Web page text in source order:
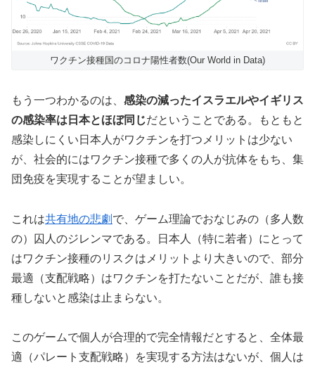
ワクチン接種国のコロナ陽性者数(Our World in Data)
もう一つわかるのは、 感染の減ったイスラエルやイギリス
の感染率は日本とほぼ同じだということである。もともと
感染しにくい日本人がワクチンを打つメリットは少ない
が、社会的にはワクチン接種で多くの人が抗体をもち、集
団免疫を実現することが望ましい。
これは共有地の悲劇 で、ゲーム理論でおなじみの（多人数
の）囚人のジレンマである。日本人（特に若者）にとって
はワクチン接種のリスクはメリットより大きいので、部分
最適（支配戦略）はワクチンを打たないことだが、誰も接
種しないと感染は止まらない。
このゲームで個人が合理的で完全情報だとすると、全体最
適（パレート支配戦略）を実現する方法はないが、個人は